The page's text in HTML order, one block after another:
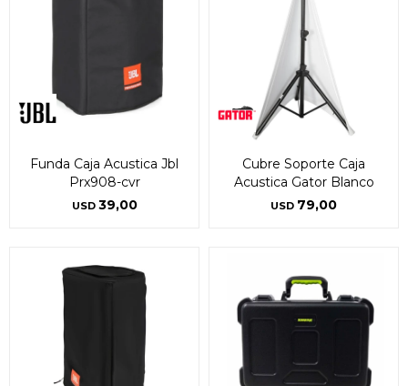
Funda Caja Acustica Jbl
Prx908-cvr
USD 39,00
Cubre Soporte Caja
Acustica Gator Blanco
USD 79,00